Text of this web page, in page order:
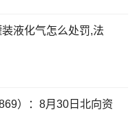
液化气怎么处罚,法
）：8月30日北向资